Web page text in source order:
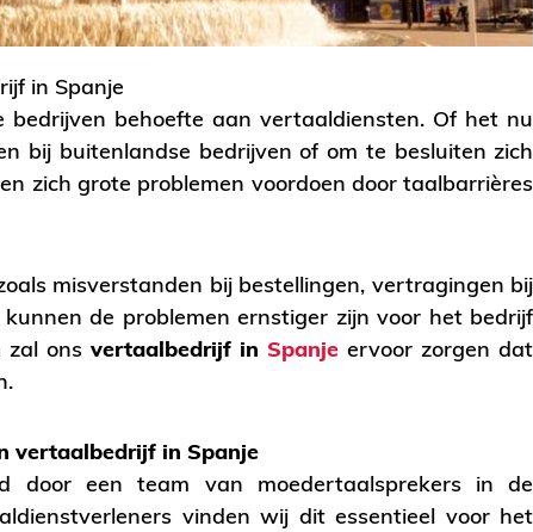
in Spanje
behoefte aan vertaaldiensten. Of het nu
bij buitenlandse bedrijven of om te besluiten zich
zich grote problemen voordoen door taalbarrières
misverstanden bij bestellingen, vertragingen bij
de problemen ernstiger zijn voor het bedrijf
zal ons vertaalbedrijf in Spanje ervoor zorgen dat
vertaalbedrijf in Spanje
door een team van moedertaalsprekers in de
vinden wij dit essentieel voor het